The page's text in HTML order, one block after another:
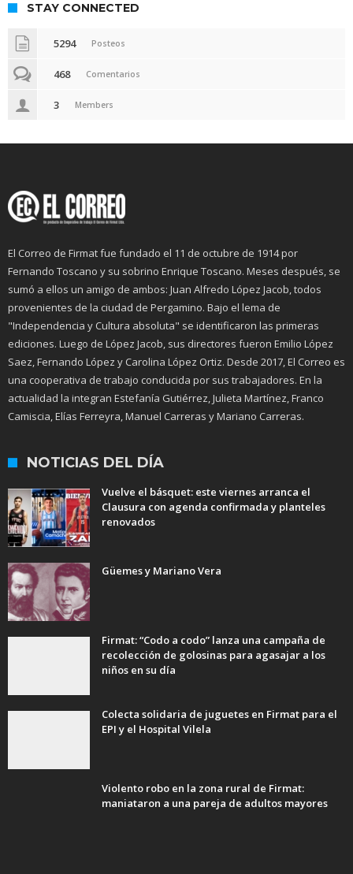
STAY CONNECTED
5294 Posteos
468 Comentarios
3 Members
El Correo de Firmat fue fundado el 11 de octubre de 1914 por
Fernando Toscano y su sobrino Enrique Toscano. Meses después, se
sumó a ellos un amigo de ambos: Juan Alfredo López Jacob, todos
provenientes de la ciudad de Pergamino. Bajo el lema de
"Independencia y Cultura absoluta" se identificaron las primeras
ediciones. Luego de López Jacob, sus directores fueron Emilio López
Saez, Fernando López y Carolina López Ortiz. Desde 2017, El Correo es
una cooperativa de trabajo conducida por sus trabajadores. En la
actualidad la integran Estefanía Gutiérrez, Julieta Martínez, Franco
Camiscia, Elías Ferreyra, Manuel Carreras y Mariano Carreras.
NOTICIAS DEL DÍA
Vuelve el básquet: este viernes arranca el
Clausura con agenda confirmada y planteles
renovados
Güemes y Mariano Vera
Firmat: “Codo a codo” lanza una campaña de
recolección de golosinas para agasajar a los
niños en su día
Colecta solidaria de juguetes en Firmat para el
EPI y el Hospital Vilela
Violento robo en la zona rural de Firmat:
maniataron a una pareja de adultos mayores